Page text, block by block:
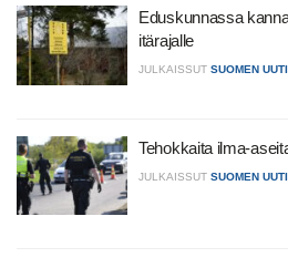
Eduskunnassa
itärajalle
JULKAISSUT SUOMEN
Tehokkaita ilma-
JULKAISSUT SUOMEN